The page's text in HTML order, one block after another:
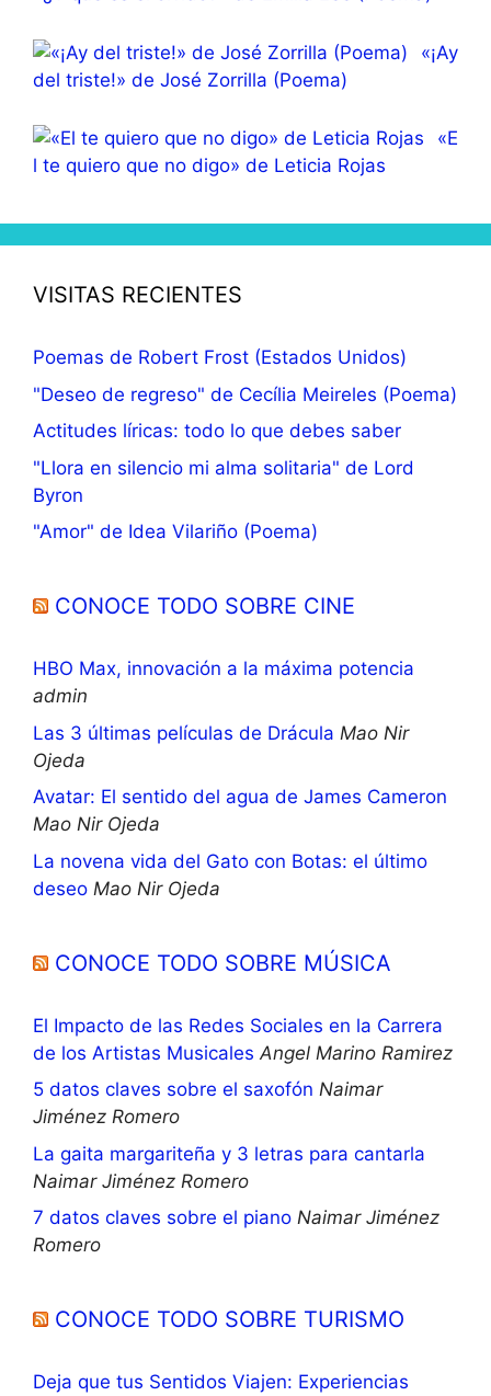
«¡Ay
del triste!» de José Zorrilla (Poema)
«E
l te quiero que no digo» de Leticia Rojas
VISITAS RECIENTES
Poemas de Robert Frost (Estados Unidos)
"Deseo de regreso" de Cecília Meireles (Poema)
Actitudes líricas: todo lo que debes saber
"Llora en silencio mi alma solitaria" de Lord
Byron
"Amor" de Idea Vilariño (Poema)
CONOCE TODO SOBRE CINE
HBO Max, innovación a la máxima potencia
admin
Las 3 últimas películas de Drácula Mao Nir
Ojeda
Avatar: El sentido del agua de James Cameron
Mao Nir Ojeda
La novena vida del Gato con Botas: el último
deseo Mao Nir Ojeda
CONOCE TODO SOBRE MÚSICA
El Impacto de las Redes Sociales en la Carrera
de los Artistas Musicales Angel Marino Ramirez
5 datos claves sobre el saxofón Naimar
Jiménez Romero
La gaita margariteña y 3 letras para cantarla
Naimar Jiménez Romero
7 datos claves sobre el piano Naimar Jiménez
Romero
CONOCE TODO SOBRE TURISMO
Deja que tus Sentidos Viajen: Experiencias